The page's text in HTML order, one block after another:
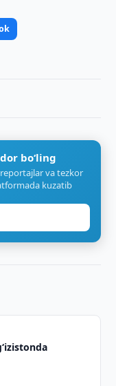
bo‘ling
va tezkor
kuzatib